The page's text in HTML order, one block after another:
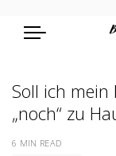
Soll ich mein
„noch“ zu
6 MIN READ